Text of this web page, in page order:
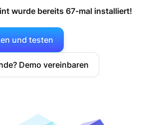
wurde bereits 67-mal installiert!
und testen
Demo vereinbaren